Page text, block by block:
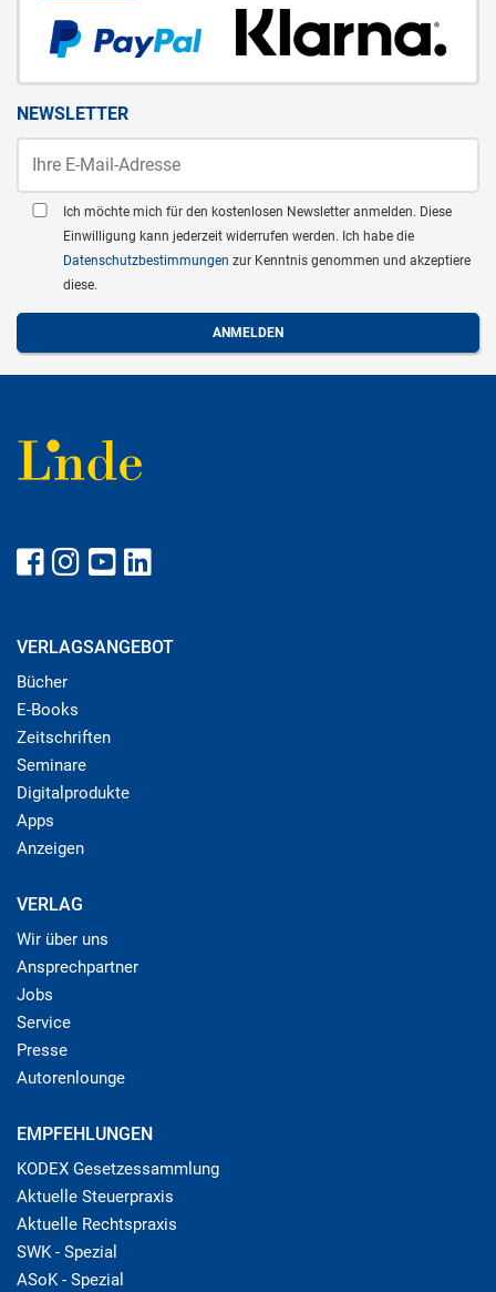
NEWSLETTER
Ich möchte mich für den kostenlosen Newsletter anmelden. Diese
Einwilligung kann jederzeit widerrufen werden. Ich habe die
Datenschutzbestimmungen zur Kenntnis genommen und akzeptiere
diese.
VERLAGSANGEBOT
Bücher
E-Books
Zeitschriften
Seminare
Digitalprodukte
Apps
Anzeigen
VERLAG
Wir über uns
Ansprechpartner
Jobs
Service
Presse
Autorenlounge
EMPFEHLUNGEN
KODEX Gesetzessammlung
Aktuelle Steuerpraxis
Aktuelle Rechtspraxis
SWK - Spezial
ASoK - Spezial